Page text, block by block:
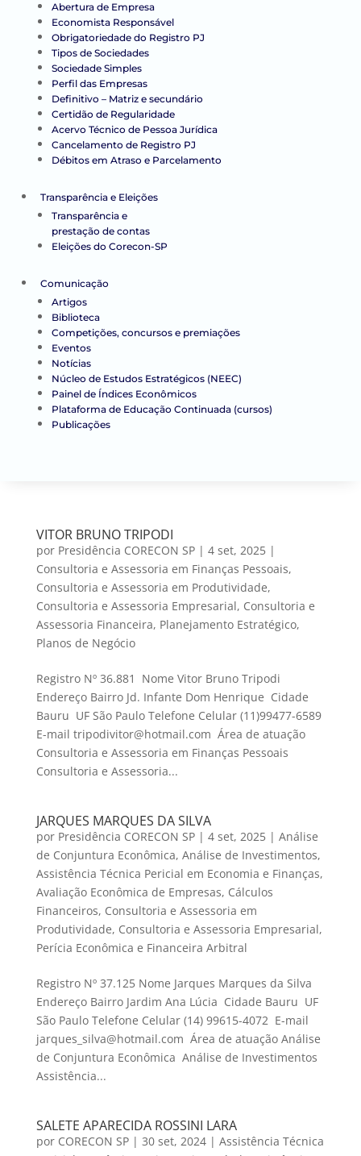
Abertura de Empresa
Economista Responsável
Obrigatoriedade do Registro PJ
Tipos de Sociedades
Sociedade Simples
Perfil das Empresas
Definitivo – Matriz e secundário
Certidão de Regularidade
Acervo Técnico de Pessoa Jurídica
Cancelamento de Registro PJ
Débitos em Atraso e Parcelamento
Transparência e Eleições
Transparência e
prestação de contas
Eleições do Corecon-SP
Comunicação
Artigos
Biblioteca
Competições, concursos e premiações
Eventos
Notícias
Núcleo de Estudos Estratégicos (NEEC)
Painel de Índices Econômicos
Plataforma de Educação Continuada (cursos)
Publicações
VITOR BRUNO TRIPODI
por Presidência CORECON SP| 4 set, 2025|
Consultoria e Assessoria em Finanças Pessoais,
Consultoria e Assessoria em Produtividade,
Consultoria e Assessoria Empresarial, Consultoria e
Assessoria Financeira, Planejamento Estratégico,
Planos de Negócio
Registro Nº 36.881 Nome Vitor Bruno Tripodi
Endereço Bairro Jd. Infante Dom Henrique Cidade
Bauru UF São Paulo Telefone Celular (11)99477-6589
E-mail tripodivitor@hotmail.com Área de atuação
Consultoria e Assessoria em Finanças Pessoais
Consultoria e Assessoria...
JARQUES MARQUES DA SILVA
por Presidência CORECON SP| 4 set, 2025| Análise
de Conjuntura Econômica, Análise de Investimentos,
Assistência Técnica Pericial em Economia e Finanças,
Avaliação Econômica de Empresas, Cálculos
Financeiros, Consultoria e Assessoria em
Produtividade, Consultoria e Assessoria Empresarial,
Perícia Econômica e Financeira Arbitral
Registro Nº 37.125 Nome Jarques Marques da Silva
Endereço Bairro Jardim Ana Lúcia Cidade Bauru UF
São Paulo Telefone Celular (14) 99615-4072 E-mail
jarques_silva@hotmail.com Área de atuação Análise
de Conjuntura Econômica Análise de Investimentos
Assistência...
SALETE APARECIDA ROSSINI LARA
por CORECON SP| 30 set, 2024| Assistência Técnica